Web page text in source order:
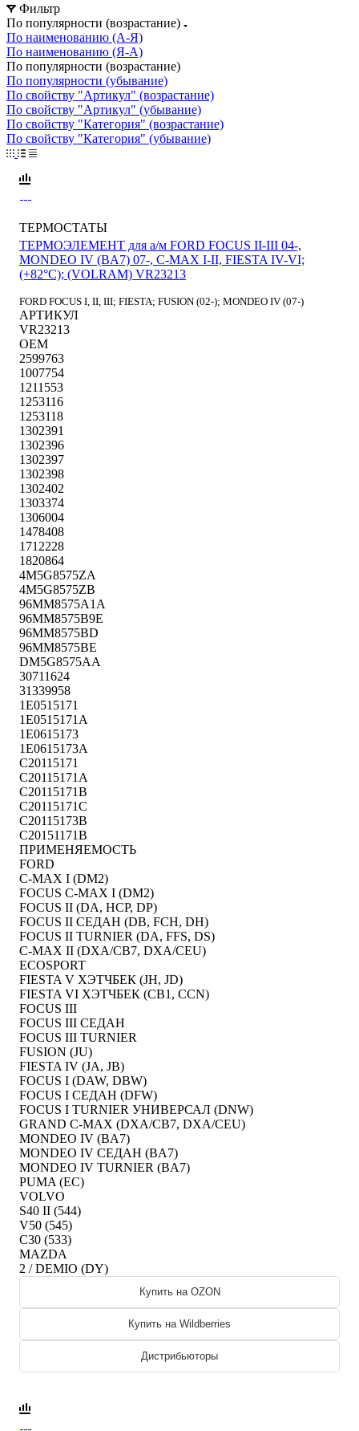
Фильтр
По популярности (возрастание)
По наименованию (А-Я)
По наименованию (Я-А)
По популярности (возрастание)
По популярности (убывание)
По свойству "Артикул" (возрастание)
По свойству "Артикул" (убывание)
По свойству "Категория" (возрастание)
По свойству "Категория" (убывание)
ТЕРМОСТАТЫ
ТЕРМОЭЛЕМЕНТ для а/м FORD FOCUS II-III 04-,
MONDEO IV (BA7) 07-, C-MAX I-II, FIESTA IV-VI;
(+82°С); (VOLRAM) VR23213
FORD FOCUS I, II, III; FIESTA; FUSION (02-); MONDEO IV (07-)
АРТИКУЛ
VR23213
OEM
2599763
1007754
1211553
1253116
1253118
1302391
1302396
1302397
1302398
1302402
1303374
1306004
1478408
1712228
1820864
4M5G8575ZA
4M5G8575ZB
96MM8575A1A
96MM8575B9E
96MM8575BD
96MM8575BE
DM5G8575AA
30711624
31339958
1E0515171
1E0515171A
1E0615173
1E0615173A
C20115171
C20115171A
C20115171B
C20115171C
C20115173B
C20151171B
ПРИМЕНЯЕМОСТЬ
FORD
C-MAX I (DM2)
FOCUS C-MAX I (DM2)
FOCUS II (DA, HCP, DP)
FOCUS II СЕДАН (DB, FCH, DH)
FOCUS II TURNIER (DA, FFS, DS)
C-MAX II (DXA/CB7, DXA/CEU)
ECOSPORT
FIESTA V ХЭТЧБЕК (JH, JD)
FIESTA VI ХЭТЧБЕК (CB1, CCN)
FOCUS III
FOCUS III СЕДАН
FOCUS III TURNIER
FUSION (JU)
FIESTA IV (JA, JB)
FOCUS I (DAW, DBW)
FOCUS I СЕДАН (DFW)
FOCUS I TURNIER УНИВЕРСАЛ (DNW)
GRAND C-MAX (DXA/CB7, DXA/CEU)
MONDEO IV (BA7)
MONDEO IV СЕДАН (BA7)
MONDEO IV TURNIER (BA7)
PUMA (EC)
VOLVO
S40 II (544)
V50 (545)
C30 (533)
MAZDA
2 / DEMIO (DY)
Купить на OZON
Купить на Wildberries
Дистрибьюторы